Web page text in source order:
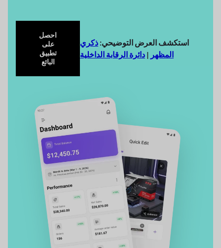
احصل
على
تطبيق
البائع
استكشف العرض التوضيحي: ذكري
المظهر | دائرة الرقابة الداخلية